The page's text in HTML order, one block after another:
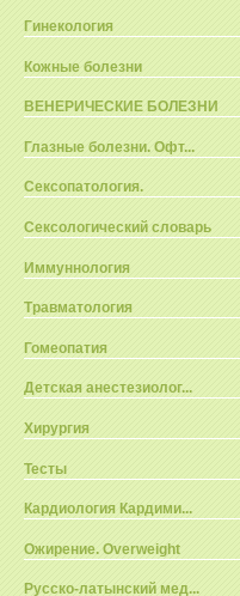
Гинекология
Кожные болезни
ВЕНЕРИЧЕСКИЕ БОЛЕЗНИ
Глазные болезни. Офт...
Сексопатология.
Сексологический словарь
Иммуннология
Травматология
Гомеопатия
Детская анестезиолог...
Хирургия
Тесты
Кардиология Кардими...
Ожирение. Overweight
Русско-латынский мед...